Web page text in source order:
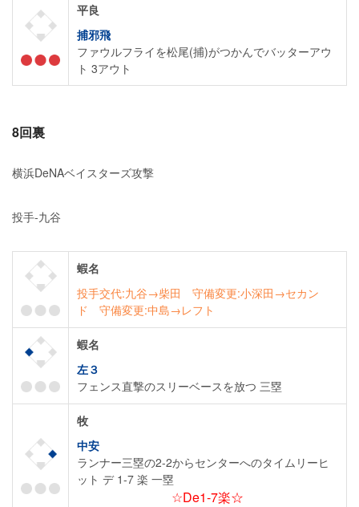
平良
捕邪飛
ファウルフライを松尾(捕)がつかんでバッターアウ
ト 3アウト
8回裏
横浜DeNAベイスターズ攻撃
投手-九谷
蝦名
投手交代:九谷→柴田 守備変更:小深田→セカン
ド 守備変更:中島→レフト
蝦名
左３
フェンス直撃のスリーベースを放つ 三塁
牧
中安
ランナー三塁の2-2からセンターへのタイムリーヒ
ット デ 1-7 楽 一塁
☆De1-7楽☆